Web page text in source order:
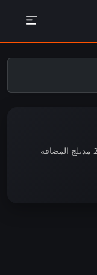
استكشف جميع حلقات وافلام بارينيتي 2025 مدبلج المضافة